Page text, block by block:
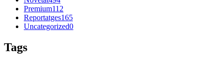
Premium112
Reportatges165
Uncategorized0
Tags